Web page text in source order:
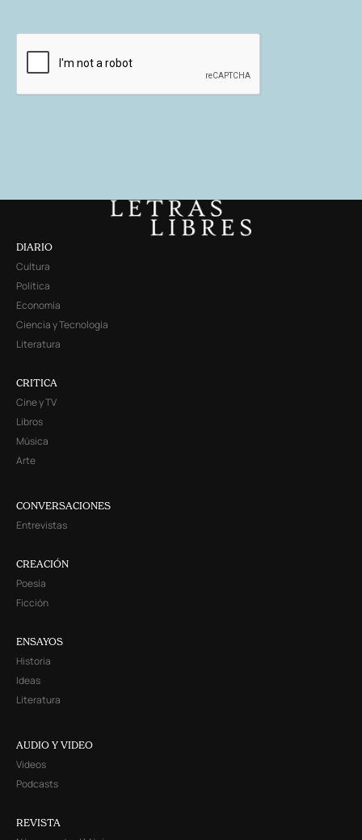
DIARIO
Cultura
Política
Economía
Ciencia y Tecnología
Literatura
CRITICA
Cine y TV
Libros
Música
Arte
CONVERSACIONES
Entrevistas
CREACIÓN
Poesía
Ficción
ENSAYOS
Historia
Ideas
Literatura
AUDIO Y VIDEO
Videos
Podcasts
REVISTA